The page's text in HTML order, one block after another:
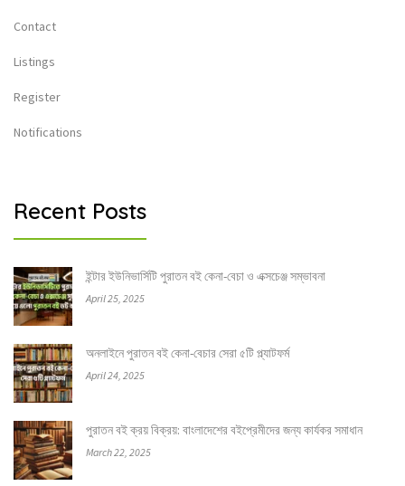
Contact
Listings
Register
Notifications
Recent Posts
ইন্টার ইউনিভার্সিটি পুরাতন বই কেনা-বেচা ও এক্সচেঞ্জ সম্ভাবনা
April 25, 2025
অনলাইনে পুরাতন বই কেনা-বেচার সেরা ৫টি প্ল্যাটফর্ম
April 24, 2025
পুরাতন বই ক্রয় বিক্রয়: বাংলাদেশের বইপ্রেমীদের জন্য কার্যকর সমাধান
March 22, 2025